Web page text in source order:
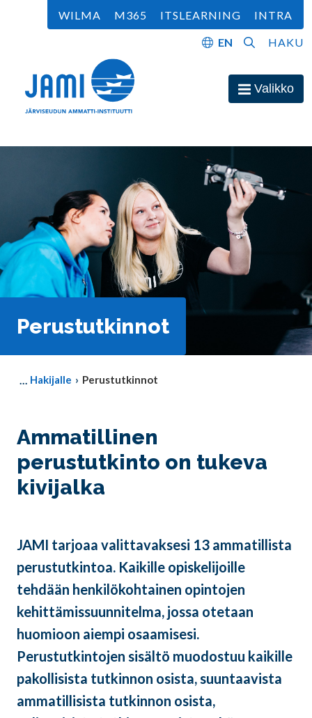
Siirry sisältöön
EN HAKU
WILMA M365 ITSLEARNING INTRA
AvaaValikko
Perustutkinnot
Hakijalle Perustutkinnot
Ammatillinen
perustutkinto on tukeva
kivijalka
JAMI tarjoaa valittavaksesi 13 ammatillista
perustutkintoa. Kaikille opiskelijoille
tehdään henkilökohtainen opintojen
kehittämissuunnitelma, jossa otetaan
huomioon aiempi osaamisesi.
Perustutkintojen sisältö muodostuu kaikille
pakollisista tutkinnon osista, suuntaavista
ammatillisista tutkinnon osista,